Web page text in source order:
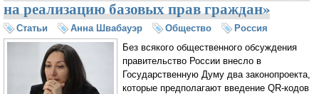
на реализацию базовых прав граждан»
Статьи Анна Швабауэр Общество
Россия
Без всякого общественного обсуждения
правительство России внесло в
Государственную Думу два законопроекта,
которые предполагают введение QR-кодов